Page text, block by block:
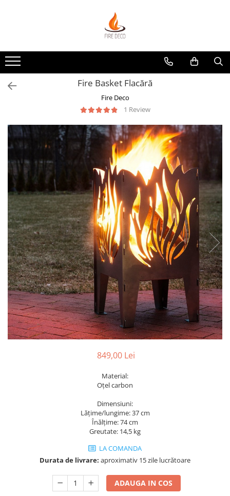
Vetre de foc
Grătare, plite și accesorii
Șeminee de exterior
Încălzitoare terasă electrice
Accesorii șemineu și decorațiuni
interior
Vase pentru gătit
Fire Basket Flacără
Fire Deco
1 Review
849,00 Lei
Material:
Oțel carbon
Dimensiuni:
Lățime/lungime: 37 cm
Înălțime: 74 cm
Greutate: 14,5 kg
LA COMANDA
Durata de livrare: aproximativ 15 zile lucrătoare
ADAUGA IN COS